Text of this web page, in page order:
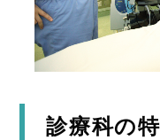
診療科の